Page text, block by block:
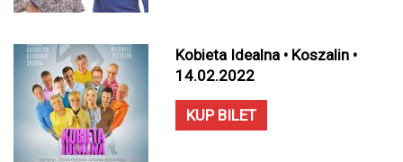
Kobieta Idealna • Koszalin •
14.02.2022
KUP BILET